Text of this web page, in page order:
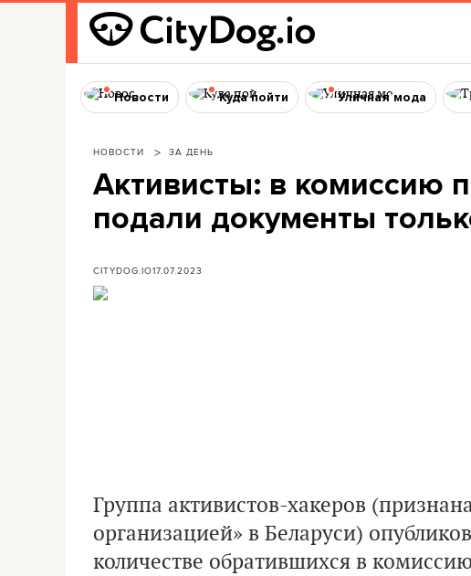
Новости Куда пойти Уличная мода
НОВОСТИ ЗА ДЕНЬ
Активисты: в комиссию
подали документы
CITYDOG.IO17.07.2023
Группа активистов-хакеров
организацией» в Беларуси)
количестве обратившихся в